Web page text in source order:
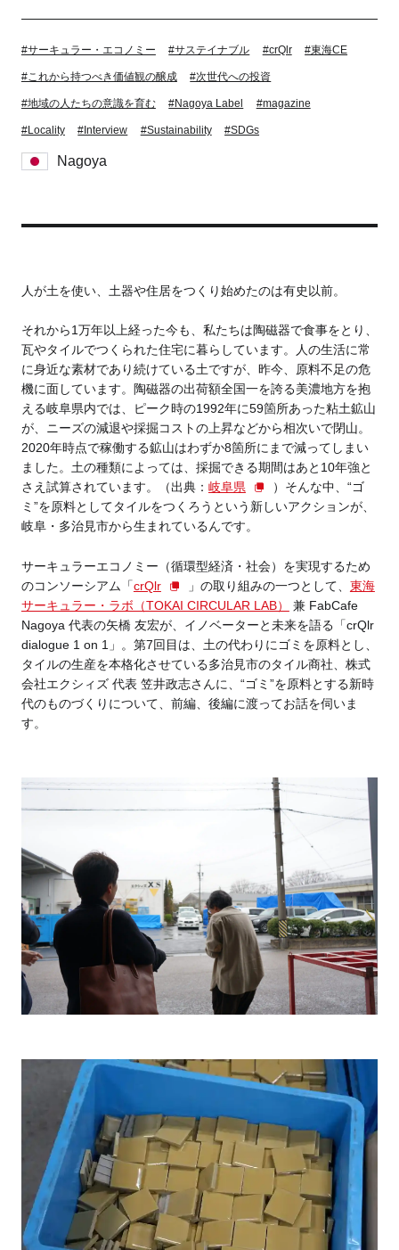
Close
Business service
#サーキュラー・エコノミー #サステイナブル #crQlr #東海CE
#これから持つべき価値観の醸成 #次世代への投資
#地域の人たちの意識を育む #Nagoya Label #magazine
#Locality #Interview #Sustainability #SDGs
Nagoya
人が土を使い、土器や住居をつくり始めたのは有史以前。
それから1万年以上経った今も、私たちは陶磁器で食事をとり、
瓦やタイルでつくられた住宅に暮らしています。人の生活に常
に身近な素材であり続けている土ですが、昨今、原料不足の危
機に面しています。陶磁器の出荷額全国一を誇る美濃地方を抱
える岐阜県内では、ピーク時の1992年に59箇所あった粘土鉱山
が、ニーズの減退や採掘コストの上昇などから相次いで閉山。
2020年時点で稼働する鉱山はわずか8箇所にまで減ってしまい
ました。土の種類によっては、採掘できる期間はあと10年強と
さえ試算されています。（出典： 岐阜県 ） そんな中、“ゴ
ミ”を原料としてタイルをつくろうという新しいアクションが、
岐阜・多治見市から生まれているんです。
サーキュラーエコノミー（循環型経済・社会）を実現するため
のコンソーシアム「crQlr 」の取り組みの一つとして、 東海
サーキュラー・ラボ（TOKAI CIRCULAR LAB）
兼 FabCafe
Nagoya 代表の矢橋 友宏が、イノベーターと未来を語る「crQlr
dialogue 1 on 1」。 第7回目は、土の代わりにゴミを原料とし、
タイルの生産を本格化させている多治見市のタイル商社、株式
会社エクシィズ 代表 笠井政志さんに、“ゴミ”を原料とする新時
代のものづくりについて、前編、後編に渡ってお話を伺いま
す。